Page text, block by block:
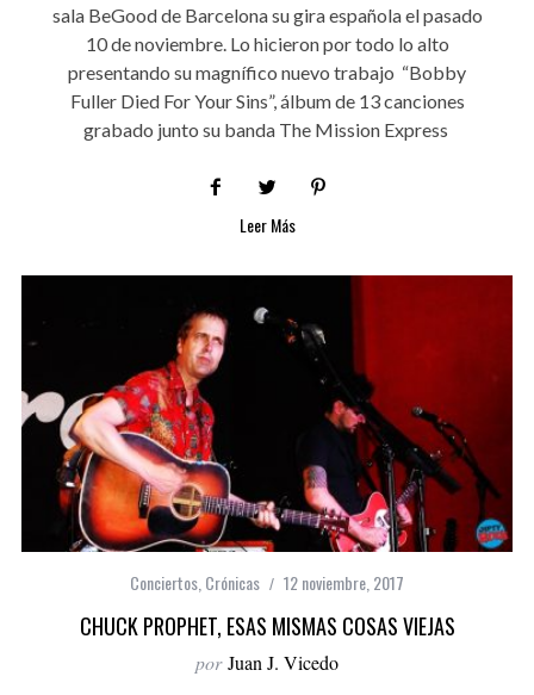
sala BeGood de Barcelona su gira española el pasado
10 de noviembre. Lo hicieron por todo lo alto
presentando su magnífico nuevo trabajo “Bobby
Fuller Died For Your Sins”, álbum de 13 canciones
grabado junto su banda The Mission Express
Leer Más
Conciertos Crónicas 12 noviembre, 2017
CHUCK PROPHET, ESAS MISMAS COSAS VIEJAS
por Juan J. Vicedo